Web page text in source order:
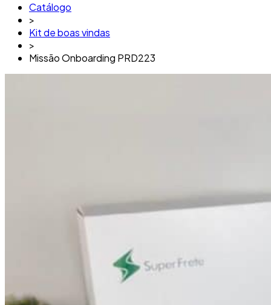
Catálogo
>
Kit de boas vindas
>
Missão Onboarding PRD223